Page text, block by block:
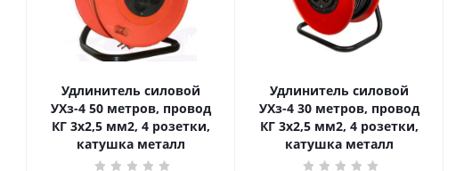
Удлинитель силовой
УХз-4 50 метров, провод
КГ 3х2,5 мм2, 4 розетки,
катушка металл
Удлинитель силовой
УХз-4 30 метров, провод
КГ 3х2,5 мм2, 4 розетки,
катушка металл